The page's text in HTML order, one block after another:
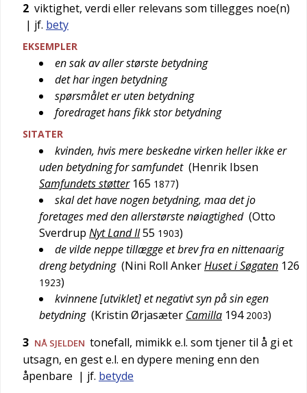
2 viktighet, verdi eller relevans som tillegges noe(n)
| jf. bety
EKSEMPLER
en sak av aller største betydning
det har ingen betydning
spørsmålet er uten betydning
foredraget hans fikk stor betydning
SITATER
kvinden, hvis mere beskedne virken heller ikke er
uden betydning for samfundet (Henrik Ibsen
Samfundets støtter 165 1877)
skal det have nogen betydning, maa det jo
foretages med den allerstørste nøiagtighed (Otto
Sverdrup Nyt Land II55 1903)
de vilde neppe tillægge et brev fra en nittenaarig
dreng betydning (Nini Roll AnkerHuset i Søgaten 126
1923)
kvinnene [utviklet] et negativt syn på sin egen
betydning (Kristin Ørjasæter Camilla 194 2003)
3 NÅ SJELDEN tonefall, mimikk e.l. som tjener til å gi et
utsagn, en gest e.l. en dypere mening enn den
åpenbare | jf. betyde